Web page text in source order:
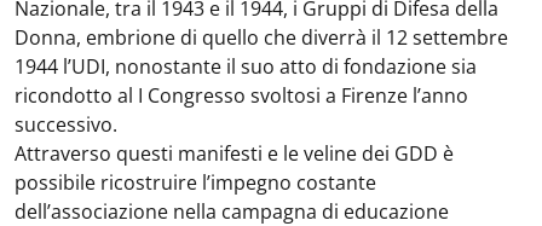
Nazionale, tra il 1943 e il 1944, i Gruppi di Difesa della
Donna, embrione di quello che diverrà il 12 settembre
1944 l’UDI, nonostante il suo atto di fondazione sia
ricondotto al I Congresso svoltosi a Firenze l’anno
successivo.
Attraverso questi manifesti e le veline dei GDD è
possibile ricostruire l’impegno costante
dell’associazione nella campagna di educazione